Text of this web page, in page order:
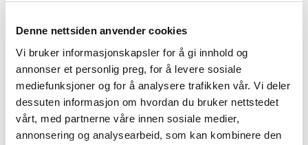
Denne nettsiden anvender cookies
Vi bruker informasjonskapsler for å gi innhold og
annonser et personlig preg, for å levere sosiale
mediefunksjoner og for å analysere trafikken vår. Vi deler
dessuten informasjon om hvordan du bruker nettstedet
vårt, med partnerne våre innen sosiale medier,
annonsering og analysearbeid, som kan kombinere den
Forslaget gjelder hoteller, campingplasser, bobilparker,
vandrerhjem, privatutleie, hotellskip, fritidsbåter i gjestehavn
og annen overnattingsvirksomhet.
Regjeringen vil også fortsette arbeidet med å utrede et
besøksbidrag fra cruisevirksomhet, med mål om å innføre
dette.